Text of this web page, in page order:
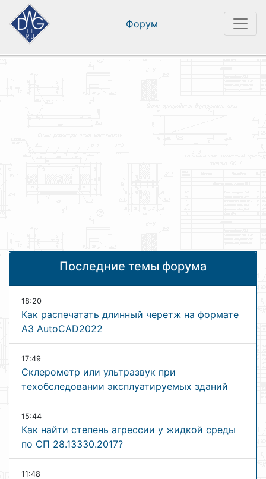
Форум
Последние темы форума
18:20
Как распечатать длинный черетж на формате
А3 AutoCAD2022
17:49
Склерометр или ультразвук при
техобследовании эксплуатируемых зданий
15:44
Как найти степень агрессии у жидкой среды
по СП 28.13330.2017?
11:48